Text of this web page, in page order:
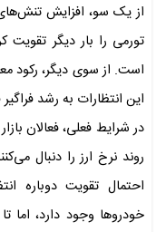
از یک سو، افزایش
تورمی را بار دیگر
است. از سوی دیگر، رکود
این انتظارات به رشد
در شرایط فعلی، فعالان
روند نرخ ارز را دنبال
احتمال تقویت دوباره
خودروها وجود دارد،